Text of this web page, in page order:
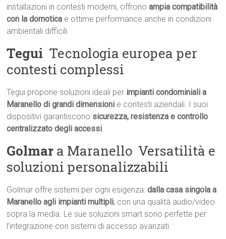
installazioni in contesti moderni, offronoampia compatibilità
con la domotica e ottime performance anche in condizioni
ambientali difficili.
Tegui  Tecnologia europea per
contesti complessi
Tegui propone soluzioni ideali per impianti condominiali a
Maranello di grandi dimensioni e contesti aziendali. I suoi
dispositivi garantiscono sicurezza, resistenza e controllo
centralizzato degli accessi.
Golmar a Maranello  Versatilità e
soluzioni personalizzabili
Golmar offre sistemi per ogni esigenza:dalla casa singola a
Maranello agli impianti multipli, con una qualità audio/video
sopra la media. Le sue soluzioni smart sono perfette per
l’integrazione con sistemi di accesso avanzati.